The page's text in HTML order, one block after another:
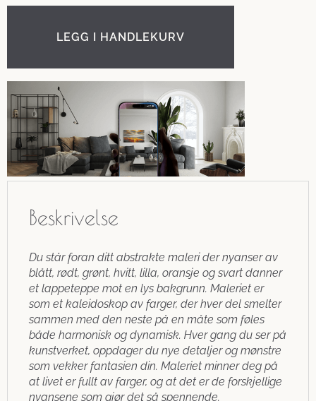
LEGG I HANDLEKURV
Beskrivelse
Du står foran ditt abstrakte maleri der nyanser av
blått, rødt, grønt, hvitt, lilla, oransje og svart danner
et lappeteppe mot en lys bakgrunn. Maleriet er
som et kaleidoskop av farger, der hver del smelter
sammen med den neste på en måte som føles
både harmonisk og dynamisk. Hver gang du ser på
kunstverket, oppdager du nye detaljer og mønstre
som vekker fantasien din. Maleriet minner deg på
at livet er fullt av farger, og at det er de forskjellige
nyansene som gjør det så spennende.